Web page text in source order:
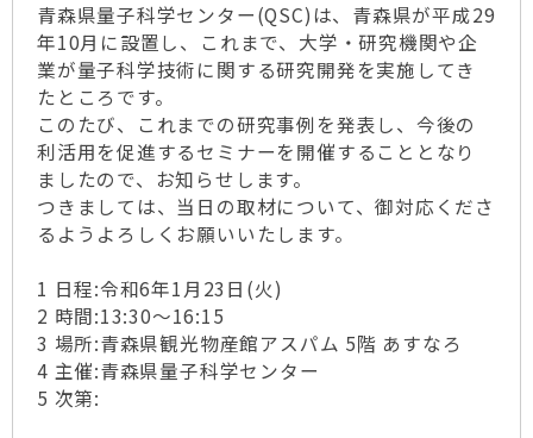
青森県量子科学センター(QSC)は、青森県が平成29
年10月に設置し、これまで、大学・研究機関や企
業が量子科学技術に関する研究開発を実施してき
たところです。
このたび、これまでの研究事例を発表し、今後の
利活用を促進するセミナーを開催することとなり
ましたので、お知らせします。
つきましては、当日の取材について、御対応くださ
るようよろしくお願いいたします。
1 日程:令和6年1月23日(火)
2 時間:13:30～16:15
3 場所:青森県観光物産館アスパム 5階 あすなろ
4 主催:青森県量子科学センター
5 次第: